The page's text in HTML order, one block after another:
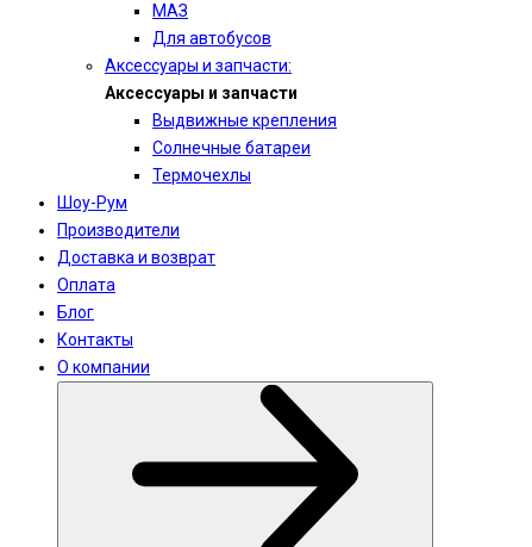
МАЗ
Для автобусов
Аксессуары и запчасти:
Аксессуары и запчасти
Выдвижные крепления
Солнечные батареи
Термочехлы
Шоу-Рум
Производители
Доставка и возврат
Оплата
Блог
Контакты
О компании